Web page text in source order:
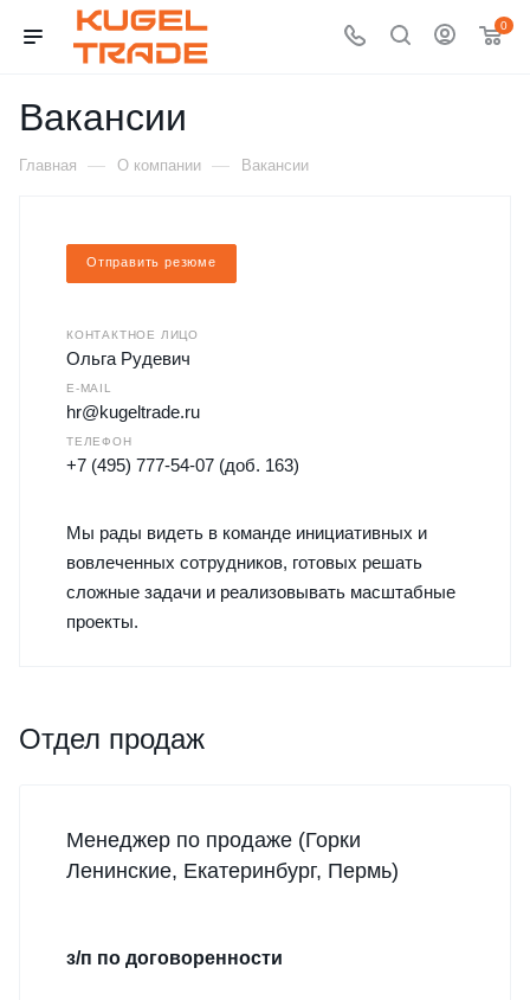
0
Вакансии
Главная — О компании — Вакансии
Отправить резюме
КОНТАКТНОЕ ЛИЦО
Ольга Рудевич
E-MAIL
hr@kugeltrade.ru
ТЕЛЕФОН
+7 (495) 777-54-07 (доб. 163)
Мы рады видеть в команде инициативных и
вовлеченных сотрудников, готовых решать
сложные задачи и реализовывать масштабные
проекты.
Отдел продаж
Менеджер по продаже (Горки
Ленинские, Екатеринбург, Пермь)
з/п по договоренности